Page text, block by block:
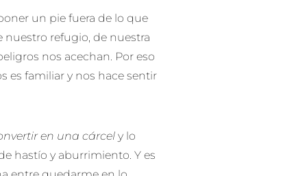
un pie fuera de lo que
nuestro refugio, de nuestra
nos acechan. Por eso
es familiar y nos hace sentir
en una cárcel y lo
hastío y aburrimiento. Y es